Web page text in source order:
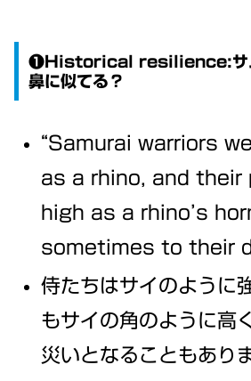
❶Historical resilience:サム
鼻に似てる？
“Samurai warriors
as a rhino, and their
high as a rhino’s
sometimes to their
侍たちはサイのように
もサイの角のように高
災いとなることもあり